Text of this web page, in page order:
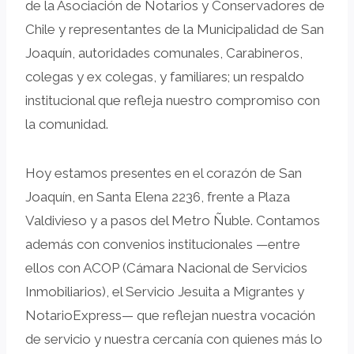
de la Asociación de Notarios y Conservadores de
Chile y representantes de la Municipalidad de San
Joaquín, autoridades comunales, Carabineros,
colegas y ex colegas, y familiares; un respaldo
institucional que refleja nuestro compromiso con
la comunidad.
Hoy estamos presentes en el corazón de San
Joaquín, en Santa Elena 2236, frente a Plaza
Valdivieso y a pasos del Metro Ñuble. Contamos
además con convenios institucionales —entre
ellos con ACOP (Cámara Nacional de Servicios
Inmobiliarios), el Servicio Jesuita a Migrantes y
NotarioExpress— que reflejan nuestra vocación
de servicio y nuestra cercanía con quienes más lo